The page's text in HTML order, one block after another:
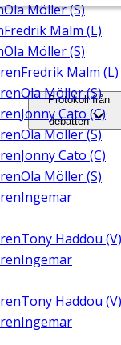
Ola Möller (S)
Fredrik Malm (L)
Ola Möller (S)
Fredrik Malm (L)
Ola Möller (S)
Jonny Cato (C)
Ola Möller (S)
Jonny Cato (C)
Ola Möller (S)
Ingemar
Tony Haddou (V)
Ingemar
Tony Haddou (V)
Ingemar
Protokoll från
debatten